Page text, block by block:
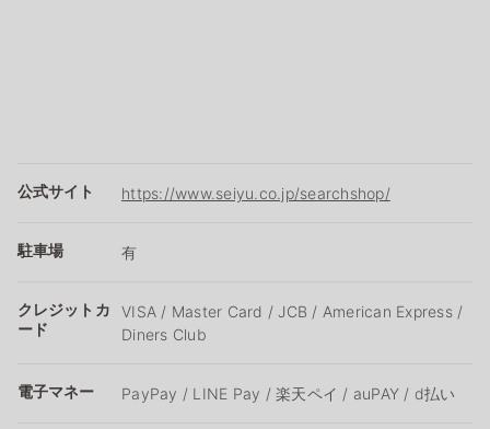
公式サイト https://www.seiyu.co.jp/searchshop/
駐車場 有
クレジットカ
ード
VISA / Master Card / JCB / American Express /
Diners Club
電子マネー PayPay / LINE Pay / 楽天ペイ / auPAY / d払い